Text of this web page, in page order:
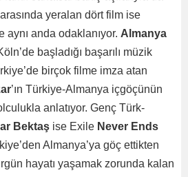
yeralan dört film ise
aynı anda odaklanıyor. Almanya
başladığı başarılı müzik
birçok filme imza atan
’ın Türkiye-Almanya içgöçünün
anlatıyor. Genç Türk-
Bektaş ise Exile Never Ends
Almanya’ya göç ettikten
hayatı yaşamak zorunda kalan